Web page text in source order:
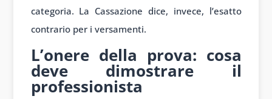
categoria. La Cassazione dice, invece, l’esatto
contrario per i versamenti.
L’onere della prova: cosa
deve dimostrare il
professionista